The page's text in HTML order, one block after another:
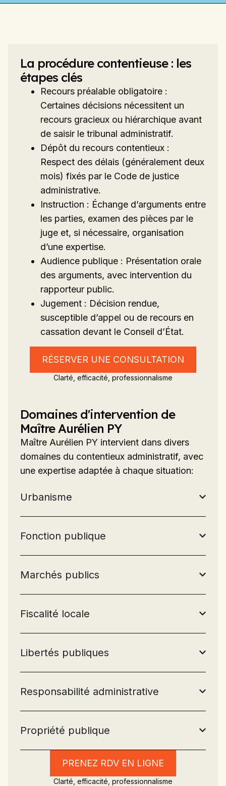
La procédure contentieuse : les
étapes clés
Recours préalable obligatoire :
Certaines décisions nécessitent un
recours gracieux ou hiérarchique avant
de saisir le tribunal administratif.
Dépôt du recours contentieux :
Respect des délais (généralement deux
mois) fixés par le Code de justice
administrative.
Instruction : Échange d’arguments entre
les parties, examen des pièces par le
juge et, si nécessaire, organisation
d’une expertise.
Audience publique : Présentation orale
des arguments, avec intervention du
rapporteur public.
Jugement : Décision rendue,
susceptible d’appel ou de recours en
cassation devant le Conseil d’État.
RÉSERVER UNE CONSULTATION
Clarté, efficacité, professionnalisme
Domaines d'intervention de
Maître Aurélien PY
Maître Aurélien PY intervient dans divers
domaines du contentieux administratif, avec
une expertise adaptée à chaque situation:
Urbanisme
Fonction publique
Marchés publics
Fiscalité locale
Libertés publiques
Responsabilité administrative
Propriété publique
PRENEZ RDV EN LIGNE
Clarté, efficacité, professionnalisme